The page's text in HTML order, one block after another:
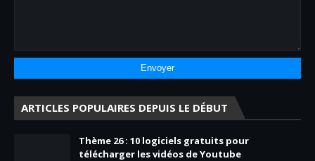
ARTICLES POPULAIRES DEPUIS LE DÉBUT
Thème 26 : 10 logiciels gratuits pour
télécharger les vidéos de Youtube